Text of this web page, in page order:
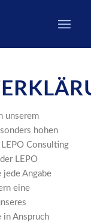
unserem
hohen
Consulting
LEPO
Angabe
eine
in Anspruch